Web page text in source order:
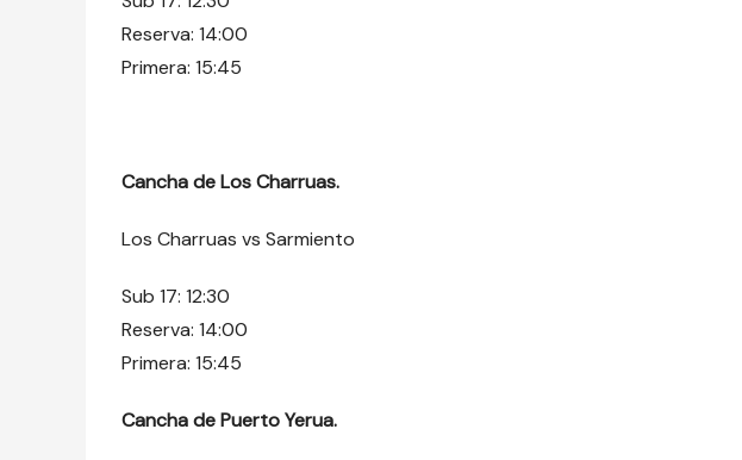
Reserva: 14:00
Primera: 15:45
Cancha de Los Charruas.
Los Charruas vs Sarmiento
Sub 17: 12:30
Reserva: 14:00
Primera: 15:45
Cancha de Puerto Yerua.